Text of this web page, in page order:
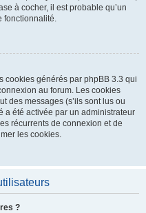
à cocher, il est probable qu’un
fonctionnalité.
cookies générés par phpBB 3.3 qui
au forum. Les cookies
des messages (s’ils sont lus ou
a été activée par un administrateur
récurrents de connexion et de
les cookies.
?